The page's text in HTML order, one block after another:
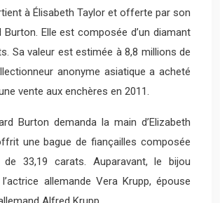
à Élisabeth Taylor et offerte par son
Burton. Elle est composée d’un diamant
Sa valeur est estimée à 8,8 millions de
anonyme asiatique a acheté
vente aux enchères en 2011.
Burton demanda la main d’Elizabeth
une bague de fiançailles composée
de 33,19 carats. Auparavant, le bijou
allemande Vera Krupp, épouse